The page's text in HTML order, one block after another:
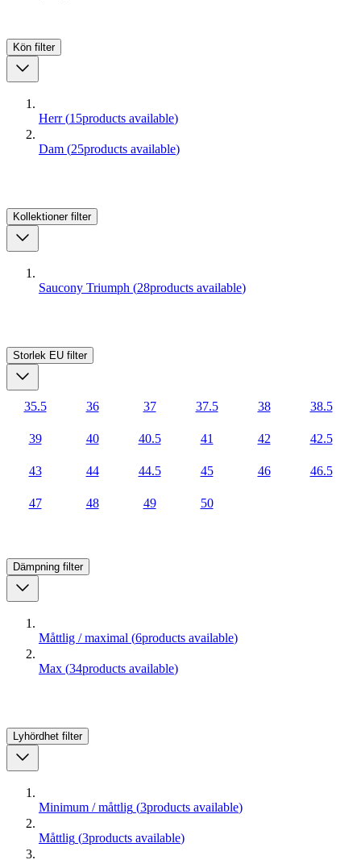
Kön filter
Herr (15products available)
Dam (25products available)
Kollektioner filter
Saucony Triumph (28products available)
Storlek EU filter
35.5 36 37 37.5 38 38.5
39 40 40.5 41 42 42.5
43 44 44.5 45 46 46.5
47 48 49 50
Dämpning filter
Måttlig / maximal (6products available)
Max (34products available)
Lyhördhet filter
Minimum / måttlig (3products available)
Måttlig (3products available)